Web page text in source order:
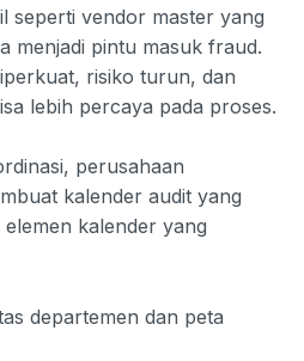
seperti vendor master yang
menjadi pintu masuk fraud.
risiko turun, dan
lebih percaya pada proses.
perusahaan
kalender audit yang
kalender yang
departemen dan peta